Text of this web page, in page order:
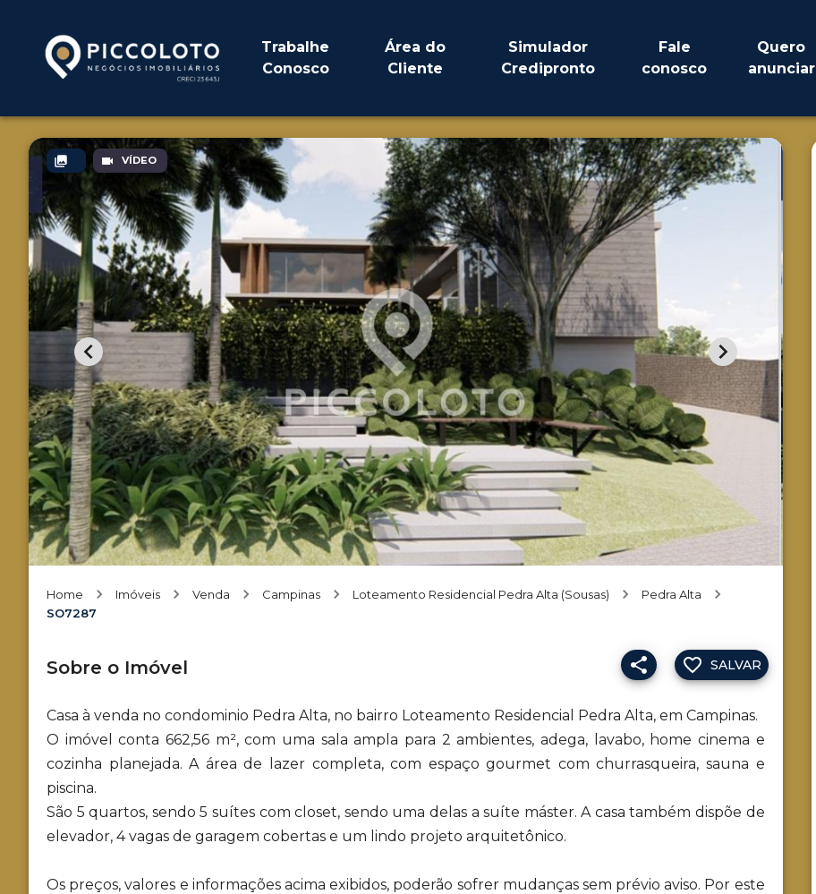
Trabalhe
Conosco
Área do
Cliente
Simulador
Credipronto
Fale
conosco
Quero
anunciar
VÍDEO
Home Imóveis Venda Campinas Loteamento Residencial Pedra Alta (Sousas)
Pedra Alta
SO7287
Sobre o Imóvel
Casa à venda no condominio Pedra Alta, no bairro Loteamento Residencial Pedra Alta, em Campinas.
O imóvel conta 662,56 m², com uma sala ampla para 2 ambientes, adega, lavabo, home cinema e
cozinha planejada. A área de lazer completa, com espaço gourmet com churrasqueira, sauna e
piscina.
São 5 quartos, sendo 5 suítes com closet, sendo uma delas a suíte máster. A casa também dispõe de
elevador, 4 vagas de garagem cobertas e um lindo projeto arquitetônico.
Os preços, valores e informações acima exibidos, poderão sofrer mudanças sem prévio aviso. Por este
SALVAR